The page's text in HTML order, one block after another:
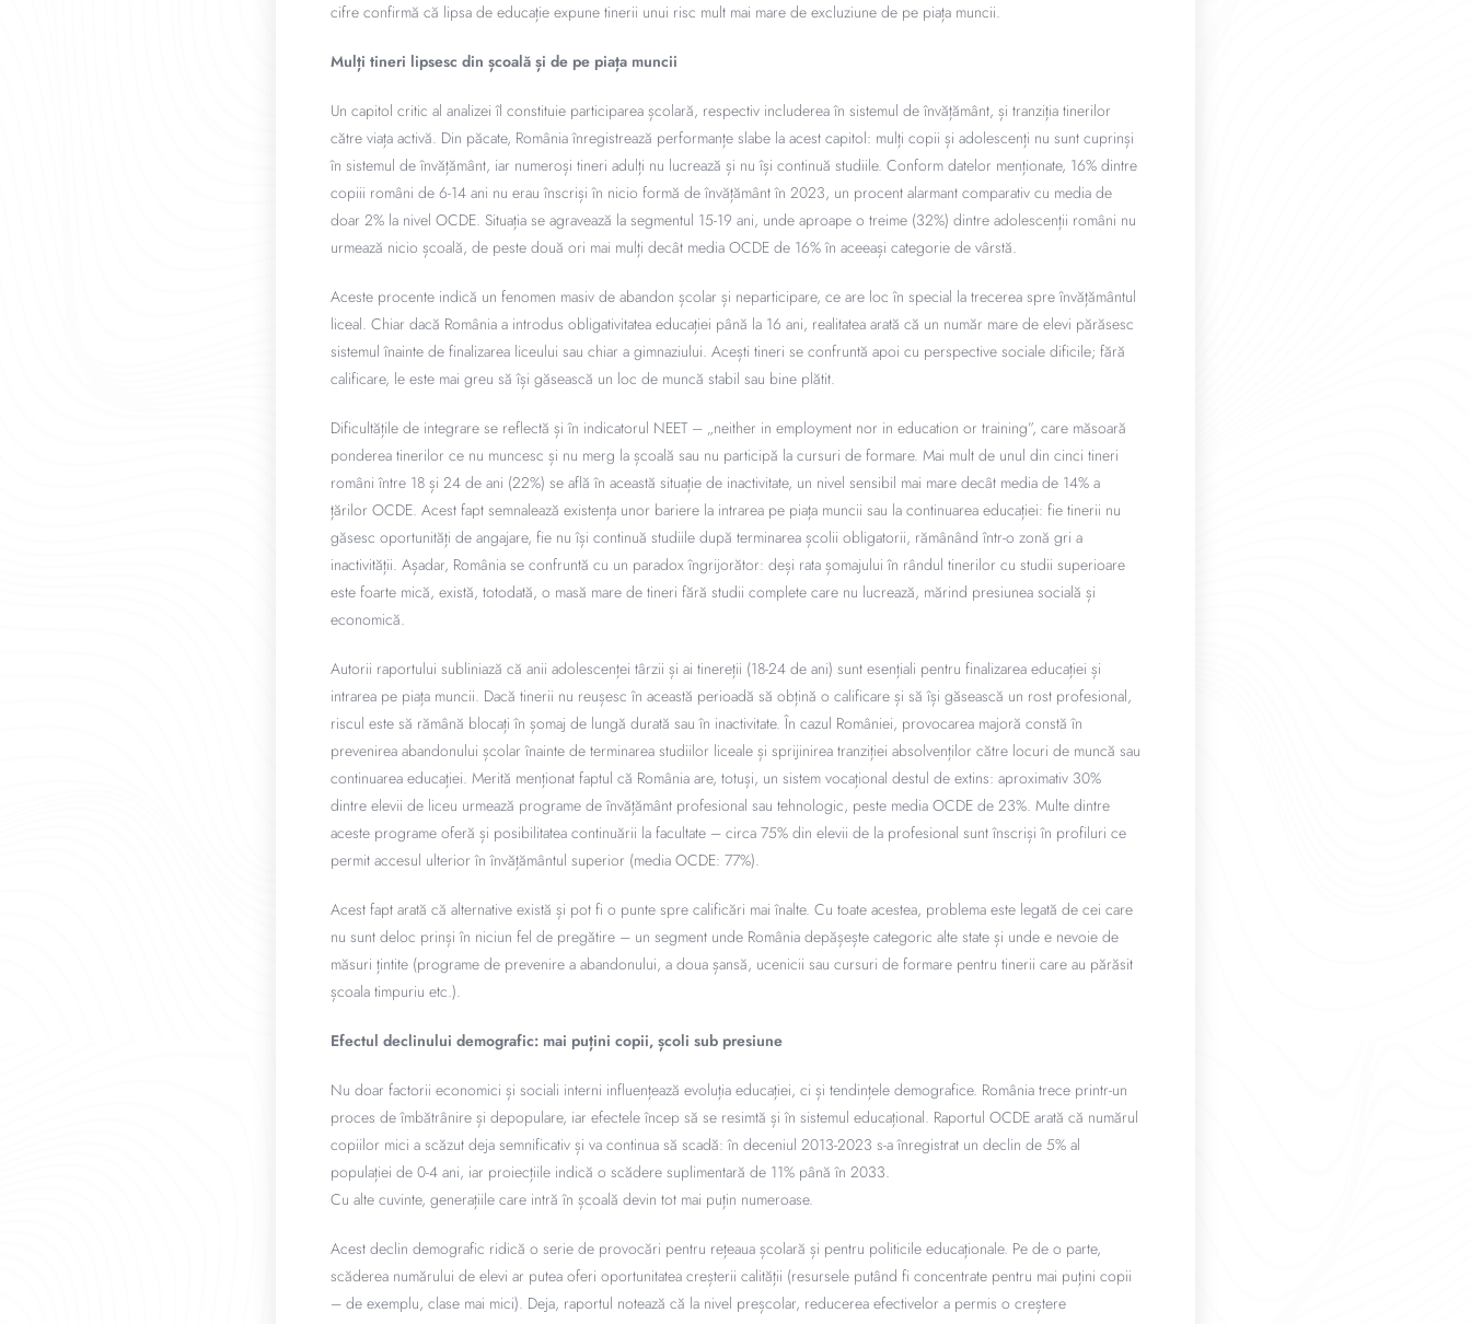
cifre confirmă că lipsa de educație expune tinerii unui risc mult mai mare de excluziune de pe piața muncii.
Mulți tineri lipsesc din școală și de pe piața muncii
Un capitol critic al analizei îl constituie participarea școlară, respectiv includerea în sistemul de învățământ, și tranziția tinerilor
către viața activă. Din păcate, România înregistrează performanțe slabe la acest capitol: mulți copii și adolescenți nu sunt cuprinși
în sistemul de învățământ, iar numeroși tineri adulți nu lucrează și nu își continuă studiile. Conform datelor menționate, 16% dintre
copiii români de 6-14 ani nu erau înscriși în nicio formă de învățământ în 2023, un procent alarmant comparativ cu media de
doar 2% la nivel OCDE. Situația se agravează la segmentul 15-19 ani, unde aproape o treime (32%) dintre adolescenții români nu
urmează nicio școală, de peste două ori mai mulți decât media OCDE de 16% în aceeași categorie de vârstă.
Aceste procente indică un fenomen masiv de abandon școlar și neparticipare, ce are loc în special la trecerea spre învățământul
liceal. Chiar dacă România a introdus obligativitatea educației până la 16 ani, realitatea arată că un număr mare de elevi părăsesc
sistemul înainte de finalizarea liceului sau chiar a gimnaziului. Acești tineri se confruntă apoi cu perspective sociale dificile; fără
calificare, le este mai greu să își găsească un loc de muncă stabil sau bine plătit.
Dificultățile de integrare se reflectă și în indicatorul NEET – „neither in employment nor in education or training”, care măsoară
ponderea tinerilor ce nu muncesc și nu merg la școală sau nu participă la cursuri de formare. Mai mult de unul din cinci tineri
români între 18 și 24 de ani (22%) se află în această situație de inactivitate, un nivel sensibil mai mare decât media de 14% a
țărilor OCDE. Acest fapt semnalează existența unor bariere la intrarea pe piața muncii sau la continuarea educației: fie tinerii nu
găsesc oportunități de angajare, fie nu își continuă studiile după terminarea școlii obligatorii, rămânând într-o zonă gri a
inactivității. Așadar, România se confruntă cu un paradox îngrijorător: deși rata șomajului în rândul tinerilor cu studii superioare
este foarte mică, există, totodată, o masă mare de tineri fără studii complete care nu lucrează, mărind presiunea socială și
economică.
Autorii raportului subliniază că anii adolescenței târzii și ai tinereții (18-24 de ani) sunt esențiali pentru finalizarea educației și
intrarea pe piața muncii. Dacă tinerii nu reușesc în această perioadă să obțină o calificare și să își găsească un rost profesional,
riscul este să rămână blocați în șomaj de lungă durată sau în inactivitate. În cazul României, provocarea majoră constă în
prevenirea abandonului școlar înainte de terminarea studiilor liceale și sprijinirea tranziției absolvenților către locuri de muncă sau
continuarea educației. Merită menționat faptul că România are, totuși, un sistem vocațional destul de extins: aproximativ 30%
dintre elevii de liceu urmează programe de învățământ profesional sau tehnologic, peste media OCDE de 23%. Multe dintre
aceste programe oferă și posibilitatea continuării la facultate – circa 75% din elevii de la profesional sunt înscriși în profiluri ce
permit accesul ulterior în învățământul superior (media OCDE: 77%).
Acest fapt arată că alternative există și pot fi o punte spre calificări mai înalte. Cu toate acestea, problema este legată de cei care
nu sunt deloc prinși în niciun fel de pregătire – un segment unde România depășește categoric alte state și unde e nevoie de
măsuri țintite (programe de prevenire a abandonului, a doua șansă, ucenicii sau cursuri de formare pentru tinerii care au părăsit
școala timpuriu etc.).
Efectul declinului demografic: mai puțini copii, școli sub presiune
Nu doar factorii economici și sociali interni influențează evoluția educației, ci și tendințele demografice. România trece printr-un
proces de îmbătrânire și depopulare, iar efectele încep să se resimtă și în sistemul educațional. Raportul OCDE arată că numărul
copiilor mici a scăzut deja semnificativ și va continua să scadă: în deceniul 2013-2023 s-a înregistrat un declin de 5% al
populației de 0-4 ani, iar proiecțiile indică o scădere suplimentară de 11% până în 2033.
Cu alte cuvinte, generațiile care intră în școală devin tot mai puțin numeroase.
Acest declin demografic ridică o serie de provocări pentru rețeaua școlară și pentru politicile educaționale. Pe de o parte,
scăderea numărului de elevi ar putea oferi oportunitatea creșterii calității (resursele putând fi concentrate pentru mai puțini copii
– de exemplu, clase mai mici). Deja, raportul notează că la nivel preșcolar, reducerea efectivelor a permis o creștere